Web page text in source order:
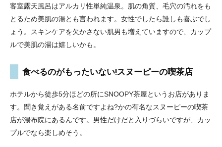
客室露天風呂はアルカリ性単純温泉。肌の角質、毛穴の汚れをも
とるため美肌の湯とも言われます。女性でしたら誰しも喜ぶでし
ょう。スキンケアを欠かさない肌男も増えていますので、カップ
ルで美肌の湯は嬉しいかも。
食べるのがもったいない!スヌーピーの喫茶店
ホテルから徒歩5分ほどの所にSNOOPY茶屋というお店がありま
す。聞き覚えがある名前ですよね?かの有名なスヌーピーの喫茶
店が湯布院にあるんです。男性だけだと入りづらいですが、カッ
プルでなら楽しめそう。